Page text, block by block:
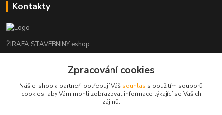
Kontakty
ŽIRAFA STAVEBNINY eshop
+420 312 685 342
kladno@zirafa-stavebniny.cz
Zpracování cookies
Náš e-shop a partneři potřebují Váš souhlas s použitím souborů
cookies, aby Vám mohli zobrazovat informace týkající se Vašich
zájmů.